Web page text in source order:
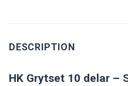
DESCRIPTION
HK Grytset 10 delar –